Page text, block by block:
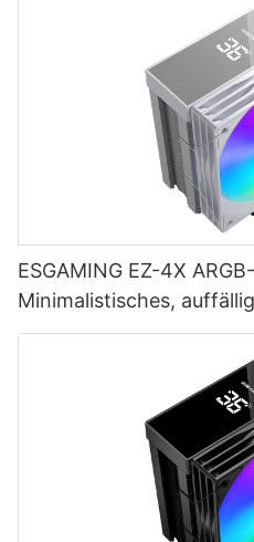
ESGAMING EZ-4X
Minimalistisches,
leise – die Wahl für